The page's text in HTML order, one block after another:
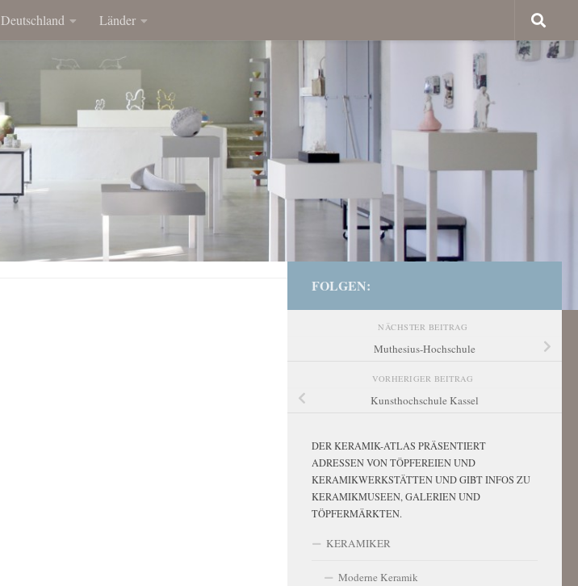
Deutschland Länder
FOLGEN:
NÄCHSTER BEITRAG
Muthesius-Hochschule
VORHERIGER BEITRAG
Kunsthochschule Kassel
DER KERAMIK-ATLAS PRÄSENTIERT
ADRESSEN VON TÖPFEREIEN UND
KERAMIKWERKSTÄTTEN UND GIBT INFOS ZU
KERAMIKMUSEEN, GALERIEN UND
TÖPFERMÄRKTEN.
KERAMIKER
Moderne Keramik